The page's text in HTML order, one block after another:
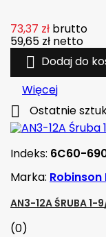
73,37 zł brutto
59,65 zł netto
 Dodaj do
Więcej
 Ostatnie
Indeks: 6C60-
Marka:
AN3-12A ŚRUBA
(0)